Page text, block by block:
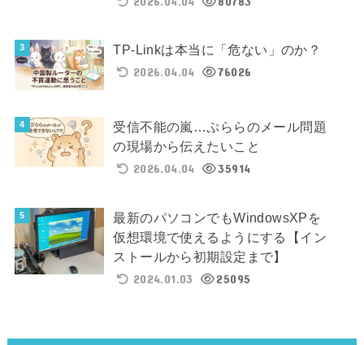
TP-Linkは本当に「危ない」のか？
2026.04.04
76026
受信不能の嵐…ぷららのメール問題
の現場から伝えたいこと
2026.04.04
35914
最新のパソコンでもWindowsXPを
仮想環境で使えるようにする【イン
ストールから初期設定まで】
2024.01.03
25095